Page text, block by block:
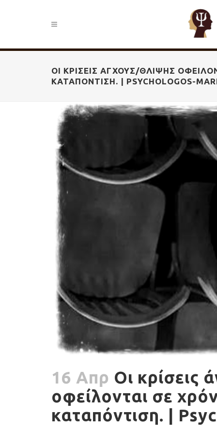
OΙ ΚΡΊΣΕΙΣ ΆΓΧΟΥΣ/ΘΛΊΨΗΣ
ΚΑΤΑΠΌΝΤΙΣΗ. | PSYCHOLOGOS-
16 Απρ Oι κρίσεις
οφείλονται σε
καταπόντιση. |